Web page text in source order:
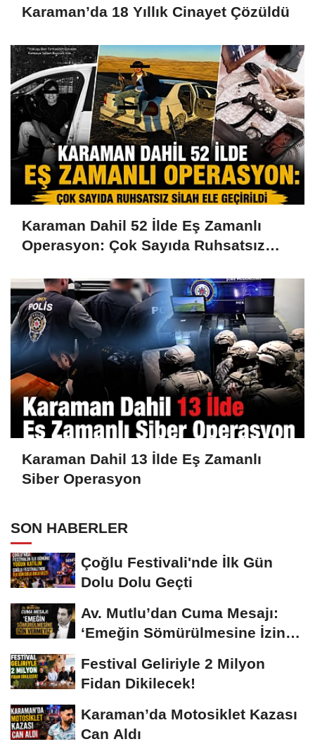
Karaman’da 18 Yıllık Cinayet Çözüldü
Karaman Dahil 52 İlde Eş Zamanlı
Operasyon: Çok Sayıda Ruhsatsız
Karaman Dahil 13 İlde Eş Zamanlı
Siber Operasyon
SON HABERLER
Çoğlu Festivali'nde İlk Gün
Dolu Dolu Geçti
Av. Mutlu’dan Cuma Mesajı:
‘Emeğin Sömürülmesine İzin
Festival Geliriyle 2 Milyon
Fidan Dikilecek!
Karaman’da Motosiklet Kazası
Can Aldı